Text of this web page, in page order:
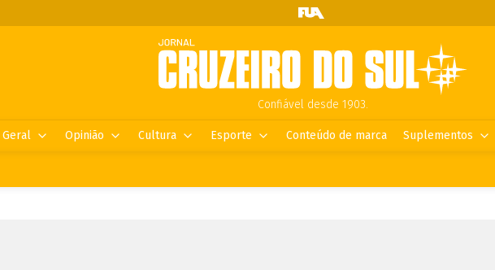
Confiável desde 1903.
Geral Opinião Cultura Esporte Conteúdo de marca Suplementos